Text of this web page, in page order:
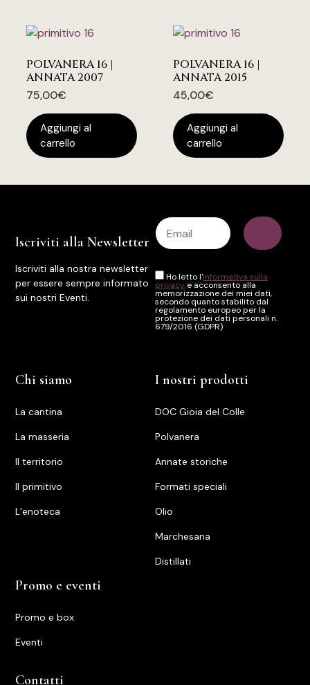
POLVANERA 16 |
ANNATA 2007
75,00€
Aggiungi al
carrello
POLVANERA 16 |
ANNATA 2015
45,00€
Aggiungi al
carrello
Iscriviti alla Newsletter
Iscriviti alla nostra newsletter
per essere sempre informato
sui nostri Eventi.
Ho letto l'informativa sulla
privacy e acconsento alla
memorizzazione dei miei dati,
secondo quanto stabilito dal
regolamento europeo per la
protezione dei dati personali n.
679/2016 (GDPR)
Chi siamo
La cantina
La masseria
Il territorio
ll primitivo
L’enoteca
I nostri prodotti
DOC Gioia del Colle
Polvanera
Annate storiche
Formati speciali
Olio
Marchesana
Distillati
Promo e eventi
Promo e box
Eventi
Contatti